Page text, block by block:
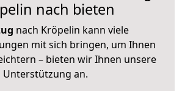
nach bieten
nach Kröpelin kann viele
mit sich bringen, um Ihnen
– bieten wir Ihnen unsere
Unterstützung an.